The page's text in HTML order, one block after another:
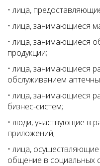
• лица,
• лица, занимающиеся
• лица, занимающиеся
продукции;
• лица, занимающиеся
обслуживанием
• лица, занимающиеся
бизнес-систем;
• люди, участвующие в
приложений;
• лица,
общение в социальных